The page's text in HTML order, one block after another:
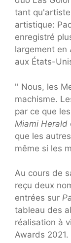
tant
artistique:
enregistré
largement en
aux États-
'' Nous, les
machisme.
par ce que
Miami Herald
que les
même si les
Au cours de
reçu deux
entrées sur
tableau des
réalisation à
Awards 2021.